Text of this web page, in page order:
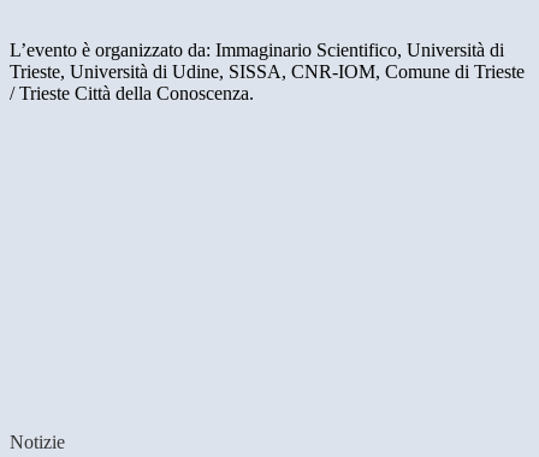
L’evento è organizzato da: Immaginario Scientifico, Università di
Trieste, Università di Udine, SISSA, CNR-IOM, Comune di Trieste
/ Trieste Città della Conoscenza.
Notizie